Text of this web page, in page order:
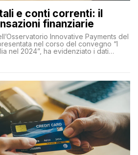
e conti correnti: il
finanziarie
Innovative Payments del
nel corso del convegno “I
nel 2024”, ha evidenziato i dati
2024 relativamente alle